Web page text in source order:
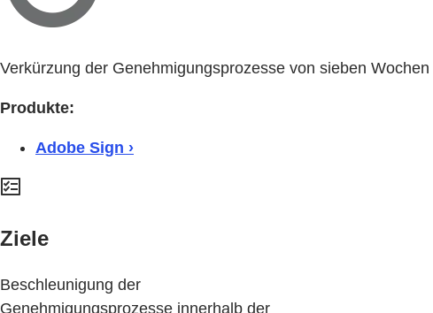
Verkürzung der Genehmigungsprozesse von sieben Wochen
Produkte:
Adobe Sign ›
Ziele
Beschleunigung der
Genehmigungsprozesse innerhalb der